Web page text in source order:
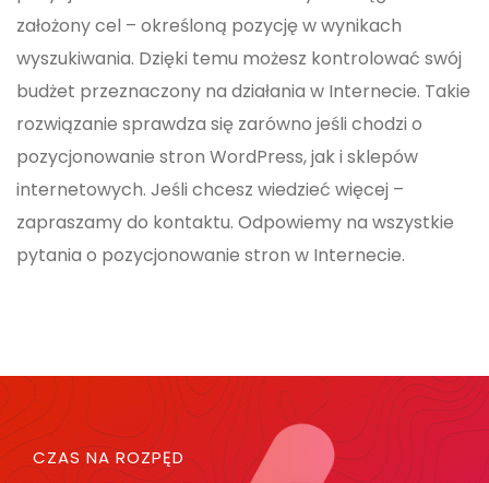
założony cel – określoną pozycję w wynikach
wyszukiwania. Dzięki temu możesz kontrolować swój
budżet przeznaczony na działania w Internecie. Takie
rozwiązanie sprawdza się zarówno jeśli chodzi o
pozycjonowanie stron WordPress, jak i sklepów
internetowych. Jeśli chcesz wiedzieć więcej –
zapraszamy do kontaktu. Odpowiemy na wszystkie
pytania o pozycjonowanie stron w Internecie.
CZAS NA ROZPĘD